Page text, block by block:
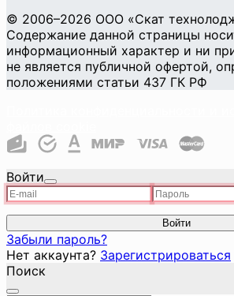
© 2006–2026 ООО «Скат
Содержание данной страницы
информационный характер и ни
не является публичной офертой,
положениями статьи 437 ГК РФ
Войти
Войти
Забыли пароль?
Нет аккаунта? Зарегистрироваться
Поиск